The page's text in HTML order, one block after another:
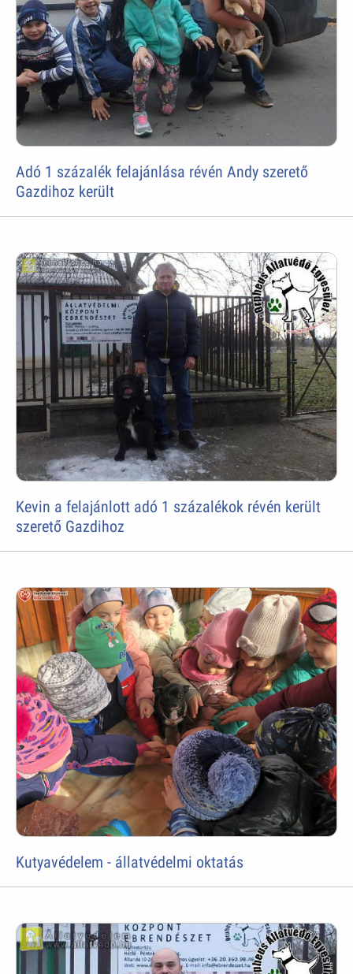
Adó 1 százalék felajánlása révén Andy szerető
Gazdihoz került
Kevin a felajánlott adó 1 százalékok révén került
szerető Gazdihoz
Kutyavédelem - állatvédelmi oktatás